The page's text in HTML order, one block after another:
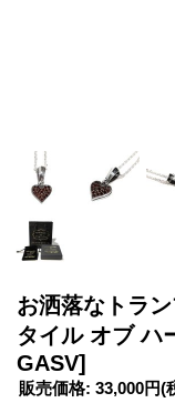
お洒落なトラ
タイル オブ ハ
GASV]
販売価格: 33,000円(